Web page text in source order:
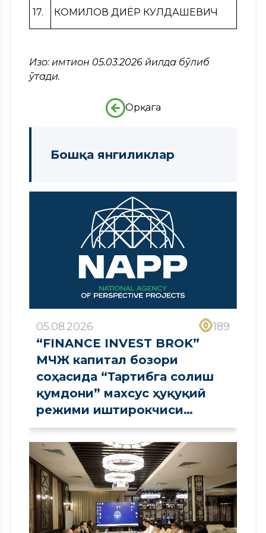
17. КОМИЛОВ ДИЁР КУЛДАШЕВИЧ
Изоҳ: имтиҳон 05.03.2026 йилда бўлиб
ўтади.
Орқага
Бошқа янгиликлар
05.08.2026 189
“FINANCE INVEST BROK”
МЧЖ капитал бозори
соҳасида “Тартибга солиш
қумдони” махсус ҳуқуқий
режими иштирокчиси
сифатида рўйхатдан
ўтказилди